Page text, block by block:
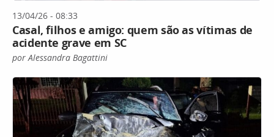
13/04/26 - 08:33
Casal, filhos e amigo: quem são as vítimas de
acidente grave em SC
por Alessandra Bagattini